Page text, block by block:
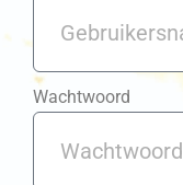
Wachtwoord